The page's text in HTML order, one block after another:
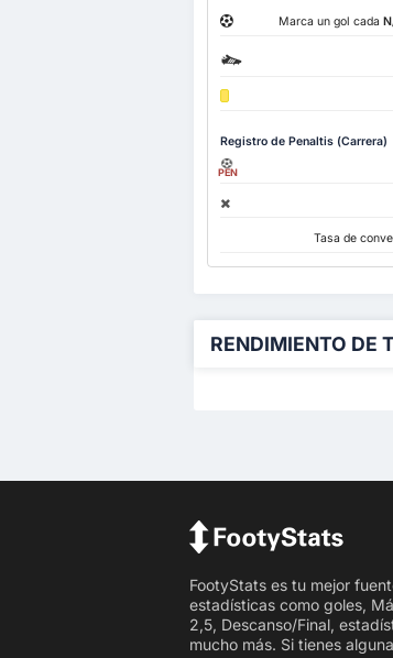
Marca un gol cada
Registro de Penaltis (Carrera)
PEN
Tasa de
RENDIMIENTO DE
FootyStats es tu mejor
estadísticas como goles,
2,5, Descanso/Final,
mucho más. Si tienes